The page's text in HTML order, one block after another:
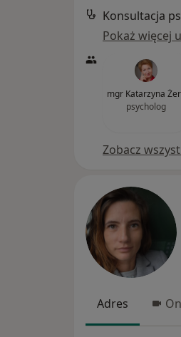
Konsultacja
Pokaż więcej
mgr Katarzyna
psycholog
Zobacz
Adres